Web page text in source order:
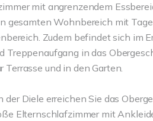
mit angrenzendem
gesamten Wohnbereich mit
Zudem befindet sich im
Treppenaufgang in das
und in den Garten.
Diele erreichen Sie das
Elternschlafzimmer mit